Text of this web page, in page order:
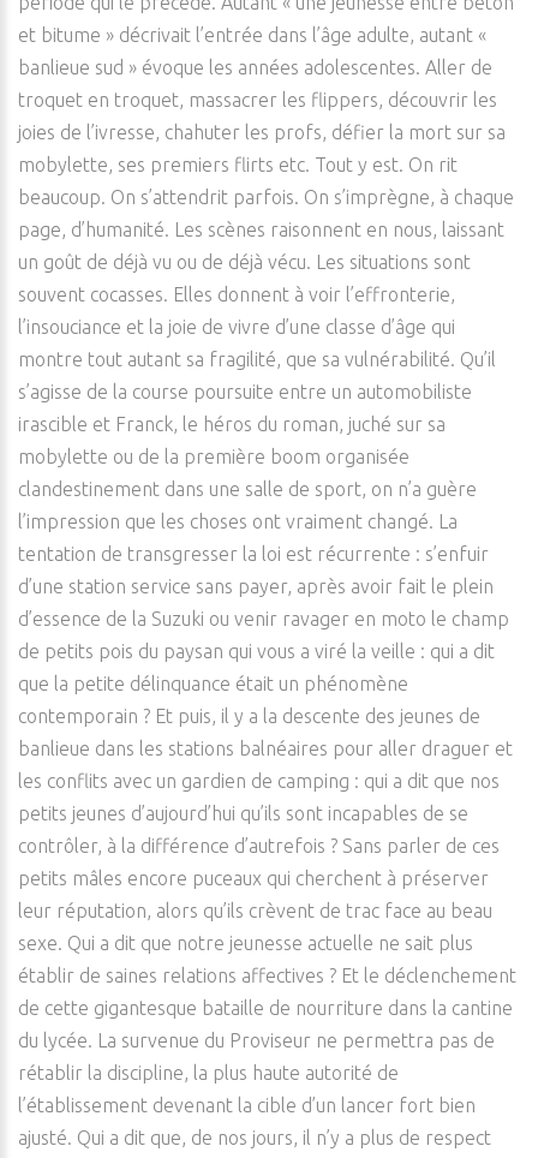
et bitume » décrivait l’entrée dans l’âge adulte, autant «
banlieue sud » évoque les années adolescentes. Aller de
troquet en troquet, massacrer les flippers, découvrir les
joies de l’ivresse, chahuter les profs, défier la mort sur sa
mobylette, ses premiers flirts etc. Tout y est. On rit
beaucoup. On s’attendrit parfois. On s’imprègne, à chaque
page, d’humanité. Les scènes raisonnent en nous, laissant
un goût de déjà vu ou de déjà vécu. Les situations sont
souvent cocasses. Elles donnent à voir l’effronterie,
l’insouciance et la joie de vivre d’une classe d’âge qui
montre tout autant sa fragilité, que sa vulnérabilité. Qu’il
s’agisse de la course poursuite entre un automobiliste
irascible et Franck, le héros du roman, juché sur sa
mobylette ou de la première boom organisée
clandestinement dans une salle de sport, on n’a guère
l’impression que les choses ont vraiment changé. La
tentation de transgresser la loi est récurrente : s’enfuir
d’une station service sans payer, après avoir fait le plein
d’essence de la Suzuki ou venir ravager en moto le champ
de petits pois du paysan qui vous a viré la veille : qui a dit
que la petite délinquance était un phénomène
contemporain ? Et puis, il y a la descente des jeunes de
banlieue dans les stations balnéaires pour aller draguer et
les conflits avec un gardien de camping : qui a dit que nos
petits jeunes d’aujourd’hui qu’ils sont incapables de se
contrôler, à la différence d’autrefois ? Sans parler de ces
petits mâles encore puceaux qui cherchent à préserver
leur réputation, alors qu’ils crèvent de trac face au beau
sexe. Qui a dit que notre jeunesse actuelle ne sait plus
établir de saines relations affectives ? Et le déclenchement
de cette gigantesque bataille de nourriture dans la cantine
du lycée. La survenue du Proviseur ne permettra pas de
rétablir la discipline, la plus haute autorité de
l’établissement devenant la cible d’un lancer fort bien
ajusté. Qui a dit que, de nos jours, il n’y a plus de respect